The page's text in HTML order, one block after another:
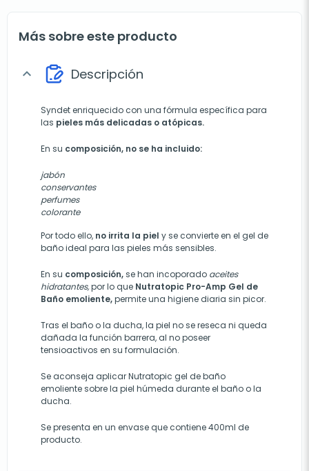
Más sobre este producto
expand_more Descripción
Syndet enriquecido con una fórmula específica para
las pieles más delicadas o atópicas.
En su composición, no se ha incluido:
jabón
conservantes
perfumes
colorante
Por todo ello, no irrita la piel y se convierte en el gel de
baño ideal para las pieles más sensibles.
En su composición,se han incoporado aceites
hidratantes,por lo que Nutratopic Pro-Amp Gel de
Baño emoliente,permite una higiene diaria sin picor.
Tras el baño o la ducha, la piel no se reseca ni queda
dañada la función barrera, al no poseer
tensioactivos en su formulación.
Se aconseja aplicar Nutratopic gel de baño
emoliente sobre la piel húmeda durante el baño o la
ducha.
Se presenta en un envase que contiene 400ml de
producto.